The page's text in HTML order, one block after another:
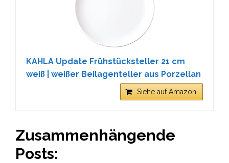
KAHLA Update Frühstücksteller 21 cm
weiß | weißer Beilagenteller aus Porzellan
Siehe auf Amazon
Zusammenhängende
Posts: